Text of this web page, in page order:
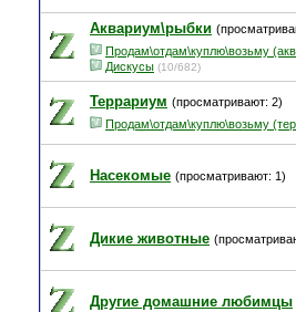
Аквариум\рыбки
Продам\отдам\куплю\возьму
Дискусы (10/682)
Террариум (просматривают: 2)
Продам\отдам\куплю\возьму
Насекомые (просматривают: 1)
Дикие животные
Другие домашние любимцы